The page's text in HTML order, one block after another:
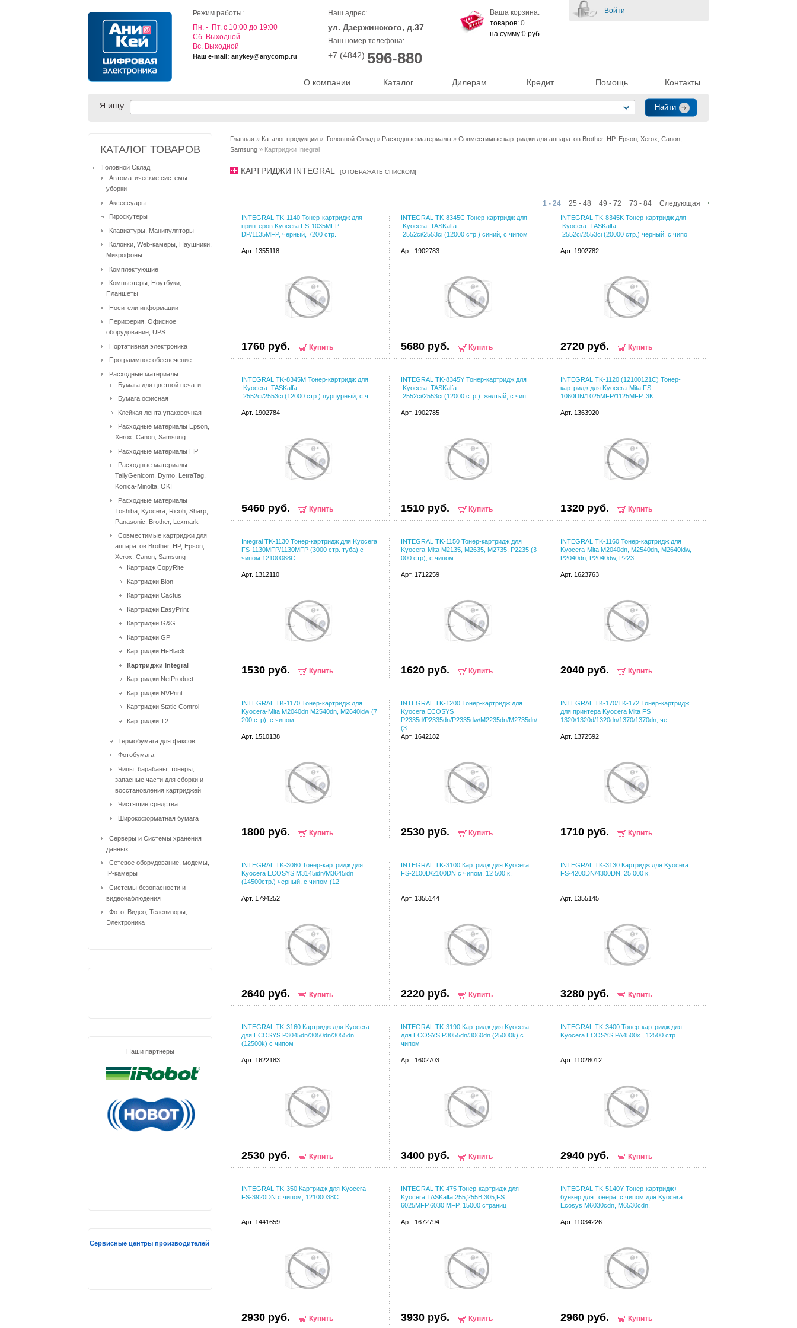
О компании Каталог Дилерам Кредит Помощь Контакты
Режим работы:
Пн. - Пт. с 10:00 до 19:00
Cб. Выходной
Вс. Выходной
Наш e-mail: anykey@anycomp.ru
Наш адрес:
ул. Дзержинского, д.37
Наш номер телефона:
+7 (4842) 596-880
Войти
Ваша корзина:
товаров: 0
на сумму:0 руб.
Я ищу
Главная » Каталог продукции » !Головной Склад » Расходные материалы » Совместимые картриджи для аппаратов Brother, HP, Epson, Xerox, Canon,
Samsung » Картриджи Integral
КАРТРИДЖИ INTEGRAL [ОТОБРАЖАТЬ СПИСКОМ]
1 - 24 25 - 48 49 - 72 73 - 84 Следующая
INTEGRAL TK-1140 Тонер-картридж для
принтеров Kyocera FS-1035MFP
DP/1135MFP, чёрный, 7200 стр.
Арт. 1355118
1760 руб. Купить
INTEGRAL TK-8345C Тонер-картридж для
Kyocera TASKalfa
2552ci/2553ci (12000 стр.) синий, с чипом
Арт. 1902783
5680 руб. Купить
INTEGRAL TK-8345K Тонер-картридж для
Kyocera TASKalfa
2552ci/2553ci (20000 стр.) черный, с чипо
Арт. 1902782
2720 руб. Купить
INTEGRAL TK-8345M Тонер-картридж для
Kyocera TASKalfa
2552ci/2553ci (12000 стр.) пурпурный, с ч
Арт. 1902784
5460 руб. Купить
INTEGRAL TK-8345Y Тонер-картридж для
Kyocera TASKalfa
2552ci/2553ci (12000 стр.) желтый, с чип
Арт. 1902785
1510 руб. Купить
INTEGRAL TK-1120 (12100121C) Тонер-
картридж для Kyocera-Mita FS-
1060DN/1025MFP/1125MFP, 3К
Арт. 1363920
1320 руб. Купить
Integral TK-1130 Тонер-картридж для Kyocera
FS-1130MFP/1130MFP (3000 стр. туба) с
чипом 12100088C
Арт. 1312110
1530 руб. Купить
INTEGRAL TK-1150 Тонер-картридж для
Kyocera-Mita M2135, M2635, M2735, P2235 (3
000 стр), с чипом
Арт. 1712259
1620 руб. Купить
INTEGRAL TK-1160 Тонер-картридж для
Kyocera-Mita M2040dn, M2540dn, M2640idw,
P2040dn, P2040dw, P223
Арт. 1623763
2040 руб. Купить
INTEGRAL TK-1170 Тонер-картридж для
Kyocera-Mita M2040dn M2540dn, M2640idw (7
200 стр), с чипом
Арт. 1510138
1800 руб. Купить
INTEGRAL TK-1200 Тонер-картридж для
Kyocera ECOSYS
P2335d/P2335dn/P2335dw/M2235dn/M2735dn/M2835dw
(3
Арт. 1642182
2530 руб. Купить
INTEGRAL TK-170/TK-172 Тонер-картридж
для принтера Kyocera Mita FS
1320/1320d/1320dn/1370/1370dn, че
Арт. 1372592
1710 руб. Купить
INTEGRAL TK-3060 Тонер-картридж для
Kyocera ECOSYS M3145idn/M3645idn
(14500стр.) черный, с чипом (12
Арт. 1794252
2640 руб. Купить
INTEGRAL TK-3100 Картридж для Kyocera
FS-2100D/2100DN с чипом, 12 500 к.
Арт. 1355144
2220 руб. Купить
INTEGRAL TK-3130 Картридж для Kyocera
FS-4200DN/4300DN, 25 000 к.
Арт. 1355145
3280 руб. Купить
INTEGRAL TK-3160 Картридж для Kyocera
для ECOSYS P3045dn/3050dn/3055dn
(12500k) с чипом
Арт. 1622183
2530 руб. Купить
INTEGRAL TK-3190 Картридж для Kyocera
для ECOSYS P3055dn/3060dn (25000k) с
чипом
Арт. 1602703
3400 руб. Купить
INTEGRAL TK-3400 Тонер-картридж для
Kyocera ECOSYS PA4500x , 12500 стр
Арт. 11028012
2940 руб. Купить
INTEGRAL TK-350 Картридж для Kyocera
FS-3920DN с чипом, 12100038C
Арт. 1441659
2930 руб. Купить
INTEGRAL TK-475 Тонер-картридж для
Kyocera TASKalfa 255,255B,305,FS
6025MFP,6030 MFP, 15000 страниц
Арт. 1672794
3930 руб. Купить
INTEGRAL TK-5140Y Тонер-картридж+
бункер для тонера, с чипом для Kyocera
Ecosys M6030cdn, M6530cdn,
Арт. 11034226
2960 руб. Купить
КАТАЛОГ ТОВАРОВ
!Головной Склад
Автоматические системы
уборки
Аксессуары
Гироскутеры
Клавиатуры, Манипуляторы
Колонки, Web-камеры, Наушники,
Микрофоны
Комплектующие
Компьютеры, Ноутбуки,
Планшеты
Носители информации
Периферия, Офисное
оборудование, UPS
Портативная электроника
Программное обеспечение
Расходные материалы
Бумага для цветной печати
Бумага офисная
Клейкая лента упаковочная
Расходные материалы Epson,
Xerox, Canon, Samsung
Расходные материалы HP
Расходные материалы
TallyGenicom, Dymo, LetraTag,
Konica-Minolta, OKI
Расходные материалы
Toshiba, Kyocera, Ricoh, Sharp,
Panasonic, Brother, Lexmark
Совместимые картриджи для
аппаратов Brother, HP, Epson,
Xerox, Canon, Samsung
Картридж CopyRite
Картриджи Bion
Картриджи Cactus
Картриджи EasyPrint
Картриджи G&G
Картриджи GP
Картриджи Hi-Black
Картриджи Integral
Картриджи NetProduct
Картриджи NVPrint
Картриджи Static Control
Картриджи T2
Термобумага для факсов
Фотобумага
Чипы, барабаны, тонеры,
запасные части для сборки и
восстановления картриджей
Чистящие средства
Широкоформатная бумага
Серверы и Системы хранения
данных
Сетевое оборудование, модемы,
IP-камеры
Системы безопасности и
видеонаблюдения
Фото, Видео, Телевизоры,
Электроника
Наши партнеры
Сервисные центры производителей